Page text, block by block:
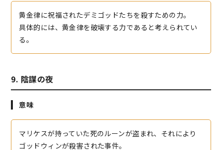
黄金律に祝福されたデミゴッドたちを殺すための力。
具体的には、黄金律を破壊する力であると考えられてい
る。
9. 陰謀の夜
意味
マリケスが持っていた死のルーンが盗まれ、それにより
ゴッドウィンが殺害された事件。